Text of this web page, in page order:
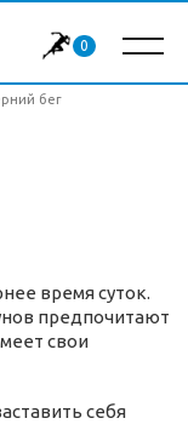
0
бег
время суток.
предпочитают
свои
себя